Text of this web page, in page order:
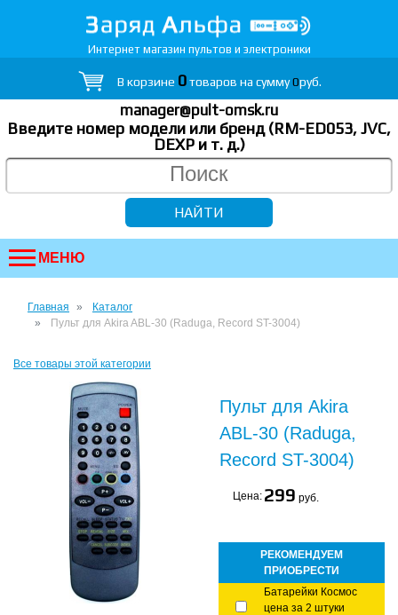
Интернет магазин пультов и электроники
В корзине 0товаров на сумму0руб.
manager@pult-omsk.ru
Введите номер модели или бренд (RM-ED053, JVC,
DEXP и т. д.)
МЕНЮ
Главная
Каталог
Пульт для Akira ABL-30 (Raduga, Record ST-3004)
Все товары этой категории
Пульт для Akira
ABL-30 (Raduga,
Record ST-3004)
Цена: 299 руб.
РЕКОМЕНДУЕМ
ПРИОБРЕСТИ
Батарейки Космос
цена за 2 штуки